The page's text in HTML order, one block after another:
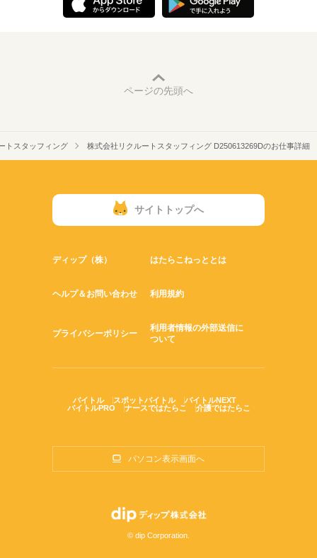
ページの先頭へ
トスタッフィング 株式会社リクルートスタッフィング D250613269Dのお仕事詳細
サイトトップへ
ディップ（株） はたらこねっととは
ヘルプ＆お問い合わせ 利用規約
プライバシーポリシー
利用者情報の外部送信に
ついて
バイトル スポットバイトル
バイトルNEXT
バイトルPRO
ナースではたらこ 介護ではたらこ
パソコン表示画面へ
© dip Corporation.